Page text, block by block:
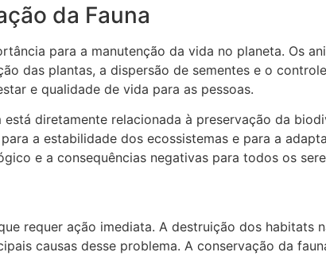
da Fauna
para a manutenção da vida no planeta. Os
das plantas, a dispersão de sementes e o
e qualidade de vida para as pessoas.
diretamente relacionada à preservação da
a estabilidade dos ecossistemas e para a
e a consequências negativas para todos os
requer ação imediata. A destruição dos habitats
causas desse problema. A conservação da